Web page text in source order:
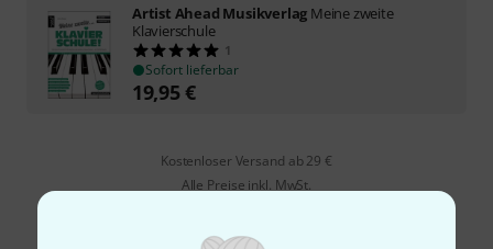
Artist Ahead Musikverlag Meine zweite
Klavierschule
1
Sofort lieferbar
19,95€
Kostenloser Versand ab 29 €
Alle Preise inkl. MwSt.